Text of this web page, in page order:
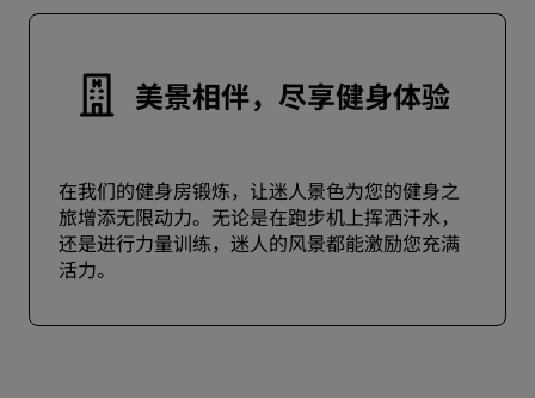
美景相伴，尽享健身体验
在我们的健身房锻炼，让迷人景色为您的健身之
旅增添无限动力。无论是在跑步机上挥洒汗水，
还是进行力量训练，迷人的风景都能激励您充满
活力。